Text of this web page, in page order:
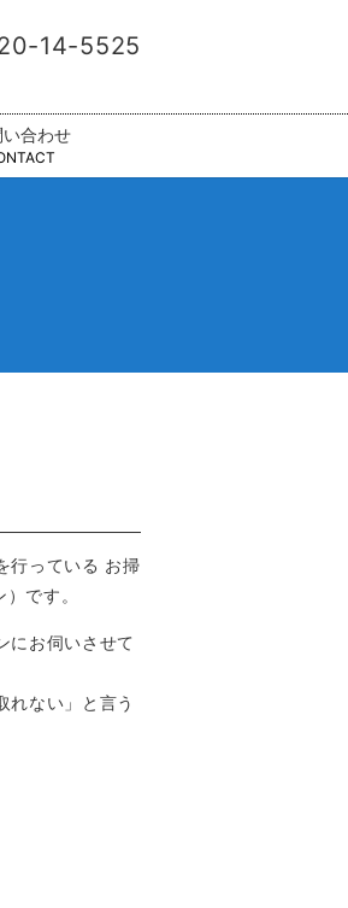
14-5525
い合わせ
行っている お掃
です。
にお伺いさせて
れない」と言う